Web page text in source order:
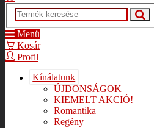
Menü
Kosár
Profil
Kínálatunk
ÚJDONSÁGOK
KIEMELT AKCIÓ!
Romantika
Regény